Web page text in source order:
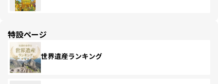
特設ページ
世界遺産ランキング